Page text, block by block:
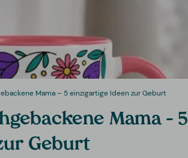
Mama – 5 einzigartige Ideen zur Geburt
Mama – 5
Geburt